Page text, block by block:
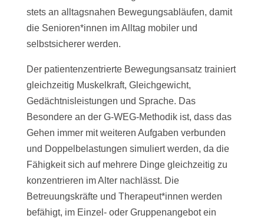
stets an alltagsnahen Bewegungsabläufen, damit
die Senioren*innen im Alltag mobiler und
selbstsicherer werden.
Der patientenzentrierte Bewegungsansatz trainiert
gleichzeitig Muskelkraft, Gleichgewicht,
Gedächtnisleistungen und Sprache. Das
Besondere an der G-WEG-Methodik ist, dass das
Gehen immer mit weiteren Aufgaben verbunden
und Doppelbelastungen simuliert werden, da die
Fähigkeit sich auf mehrere Dinge gleichzeitig zu
konzentrieren im Alter nachlässt. Die
Betreuungskräfte und Therapeut*innen werden
befähigt, im Einzel- oder Gruppenangebot ein